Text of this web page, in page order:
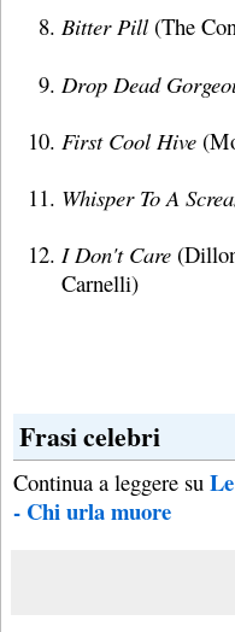
Bitter Pill (The
Drop Dead
First Cool Hive
Whisper To A
I Don't Care
Carnelli)
Frasi celebri
Continua a leggere su
- Chi urla muore